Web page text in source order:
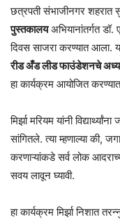
छत्रपती संभाजीनगर
पुस्तकालयअभियानांतर्गत
दिवस साजरा करण्यात आला.
रीड अँड लीड फाउंडेशनचे
हा कार्यक्रम आयोजित
मिर्झा मरियम यांनी
सांगितले. त्या म्हणाल्या की,
करणाऱ्यांकडे सर्व लोक
सवय लावून घ्यावी.
हा कार्यक्रम मिर्झा निशात